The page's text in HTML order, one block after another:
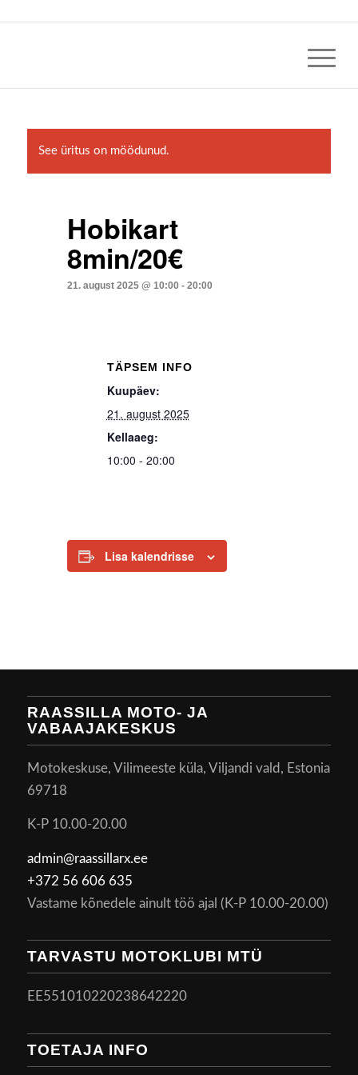
See üritus on möödunud.
Hobikart
8min/20€
21. august 2025 @ 10:00 - 20:00
TÄPSEM INFO
Kuupäev:
21. august 2025
Kellaaeg:
10:00 - 20:00
Lisa kalendrisse
RAASSILLA MOTO- JA
VABAAJAKESKUS
Motokeskuse, Vilimeeste küla, Viljandi vald, Estonia
69718
K-P 10.00-20.00
admin@raassillarx.ee
+372 56 606 635
Vastame kõnedele ainult töö ajal (K-P 10.00-20.00)
TARVASTU MOTOKLUBI MTÜ
EE551010220238642220
TOETAJA INFO